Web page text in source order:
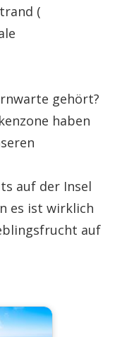
(
gehört?
haben
auf der Insel
es ist wirklich
auf